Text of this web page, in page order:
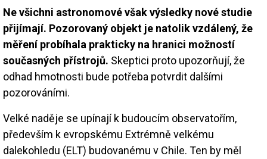
Ne všichni astronomové však výsledky nové studie
přijímají. Pozorovaný objekt je natolik vzdálený, že
měření probíhala prakticky na hranici možností
současných přístrojů. Skeptici proto upozorňují, že
odhad hmotnosti bude potřeba potvrdit dalšími
pozorováními.
Velké naděje se upínají k budoucím observatořím,
především k evropskému Extrémně velkému
dalekohledu (ELT) budovanému v Chile. Ten by měl